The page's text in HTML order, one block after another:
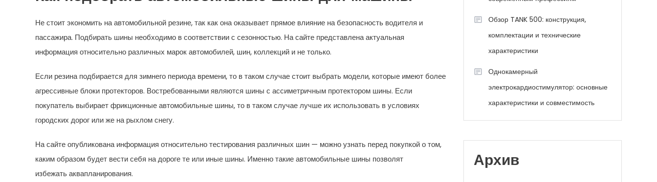
Не стоит экономить на автомобильной резине, так как она оказывает прямое влияние на безопасность водителя и
пассажира. Подбирать шины необходимо в соответствии с сезонностью. На сайте представлена актуальная
информация относительно различных марок автомобилей, шин, коллекций и не только.
Если резина подбирается для зимнего периода времени, то в таком случае стоит выбрать модели, которые имеют более
агрессивные блоки протекторов. Востребованными являются шины с ассиметричным протектором шины. Если
покупатель выбирает фрикционные автомобильные шины, то в таком случае лучше их использовать в условиях
городских дорог или же на рыхлом снегу.
На сайте опубликована информация относительно тестирования различных шин — можно узнать перед покупкой о том,
каким образом будет вести себя на дороге те или иные шины. Именно такие автомобильные шины позволят
избежать аквапланирования.
Обзор TANK 500: конструкция,
комплектации и технические
характеристики
Однокамерный
электрокардиостимулятор: основные
характеристики и совместимость
Архив